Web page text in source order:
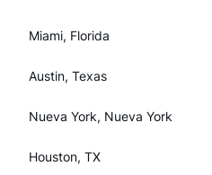
Miami, Florida
Austin, Texas
Nueva York, Nueva York
Houston, TX